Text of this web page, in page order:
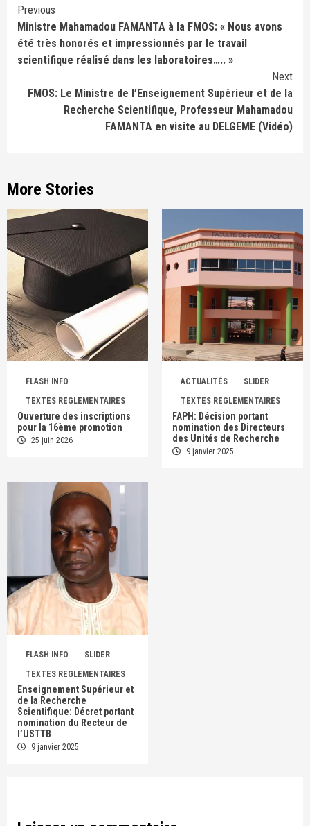
Continue
Reading
Previous
Ministre Mahamadou FAMANTA à la FMOS: « Nous avons
été très honorés et impressionnés par le travail
scientifique réalisé dans les laboratoires….. »
Next
FMOS: Le Ministre de l’Enseignement Supérieur et de la
Recherche Scientifique, Professeur Mahamadou
FAMANTA en visite au DELGEME (Vidéo)
More Stories
FLASH INFO
TEXTES REGLEMENTAIRES
Ouverture des inscriptions
pour la 16ème promotion
25 juin 2026
ACTUALITÉS
SLIDER
TEXTES REGLEMENTAIRES
FAPH: Décision portant
nomination des Directeurs
des Unités de Recherche
9 janvier 2025
FLASH INFO
SLIDER
TEXTES REGLEMENTAIRES
Enseignement Supérieur et
de la Recherche
Scientifique: Décret portant
nomination du Recteur de
l’USTTB
9 janvier 2025